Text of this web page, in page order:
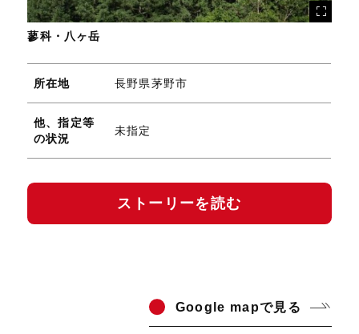
蓼科・八ヶ岳
所在地 長野県茅野市
他、指定等
の状況
未指定
ストーリーを読む
Google mapで見る